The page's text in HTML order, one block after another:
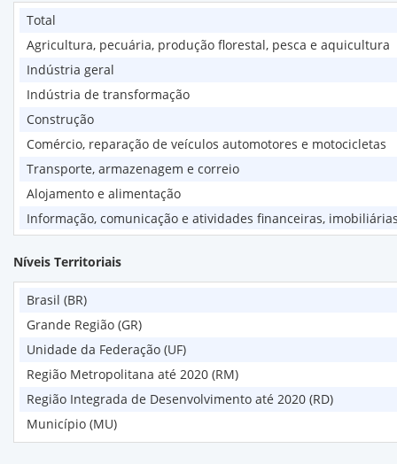
Total
Agricultura, pecuária, produção florestal, pesca e aquicultura
Indústria geral
Indústria de transformação
Construção
Comércio, reparação de veículos automotores e motocicletas
Transporte, armazenagem e correio
Alojamento e alimentação
Informação, comunicação e atividades financeiras,
Outros serviços
Serviços domésticos
Atividades mal definidas
Níveis Territoriais
Brasil (BR)
Grande Região (GR)
Unidade da Federação (UF)
Região Metropolitana até 2020 (RM)
Região Integrada de Desenvolvimento até 2020 (RD)
Município (MU)